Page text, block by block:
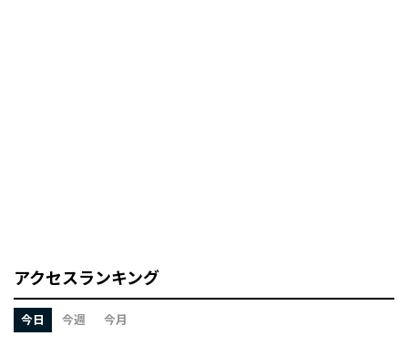
アクセスランキング
今日 今週 今月